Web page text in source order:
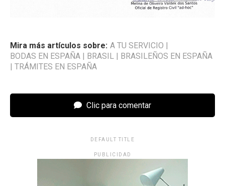
Mira más artículos sobre: A TU SERVICIO
BODAS EN ESPAÑA
BRASIL
BRASILEÑOS EN ESPAÑA
TRÁMITES EN ESPAÑA
Clic para comentar
DEFAULT TITLE
PUBLICIDAD